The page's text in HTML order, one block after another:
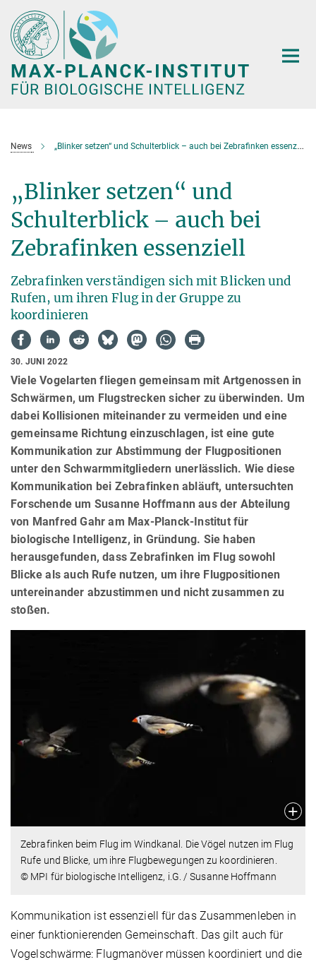
Hauptinhalt
News „Blinker setzen“ und Schulterblick – auch bei Zebrafinken essenziell
„Blinker setzen“ und
Schulterblick – auch bei
Zebrafinken essenziell
Zebrafinken verständigen sich mit Blicken und
Rufen, um ihren Flug in der Gruppe zu
koordinieren
30. JUNI 2022
Viele Vogelarten fliegen gemeinsam mit Artgenossen in
Schwärmen, um Flugstrecken sicher zu überwinden. Um
dabei Kollisionen miteinander zu vermeiden und eine
gemeinsame Richtung einzuschlagen, ist eine gute
Kommunikation zur Abstimmung der Flugpositionen
unter den Schwarmmitgliedern unerlässlich. Wie diese
Kommunikation bei Zebrafinken abläuft, untersuchten
Forschende um Susanne Hoffmann aus der Abteilung
von Manfred Gahr am Max-Planck-Institut für
biologische Intelligenz, in Gründung. Sie haben
herausgefunden, dass Zebrafinken im Flug sowohl
Blicke als auch Rufe nutzen, um ihre Flugpositionen
untereinander abzustimmen und nicht zusammen zu
stoßen.
Zebrafinken beim Flug im Windkanal. Die Vögel nutzen im Flug
Rufe und Blicke, um ihre Flugbewegungen zu koordinieren.
© MPI für biologische Intelligenz, i.G. / Susanne Hoffmann
Kommunikation ist essenziell für das Zusammenleben in
einer funktionierenden Gemeinschaft. Das gilt auch für
Vogelschwärme: Flugmanöver müssen koordiniert und die